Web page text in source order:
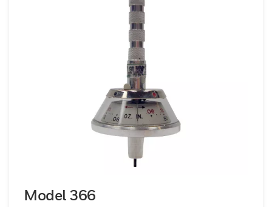
Model 366